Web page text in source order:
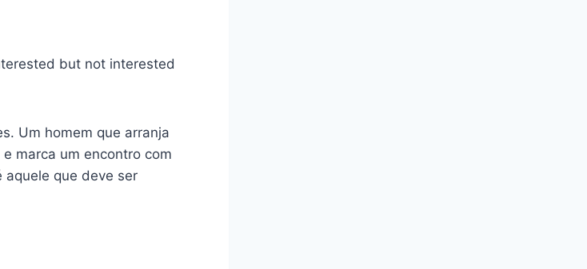
but not interested
Um homem que arranja
marca um encontro com
que deve ser